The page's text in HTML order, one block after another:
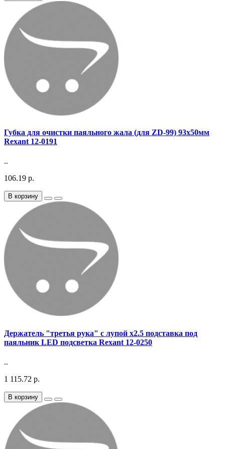
Губка для очистки паяльного жала (для ZD-99) 93х50мм
Rexant 12-0191
..
106.19 р.
В корзину
Держатель "третья рука" с лупой х2.5 подставка под
паяльник LED подсветка Rexant 12-0250
..
1 115.72 р.
В корзину